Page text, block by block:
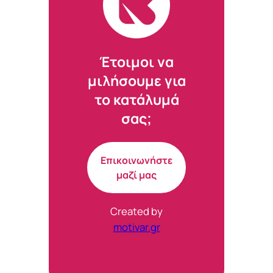
Έτοιμοι να
μιλήσουμε για
το κατάλυμά
σας;
Επικοινωνήστε
μαζί μας
Created by
motivar.gr